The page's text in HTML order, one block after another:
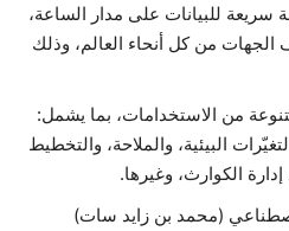
للبيانات على مدار الساعة،
من كل أنحاء العالم، وذلك
من الاستخدامات، بما يشمل:
البيئية، والملاحة، والتخطيط
الكوارث، وغيرها.
(محمد بن زايد سات)